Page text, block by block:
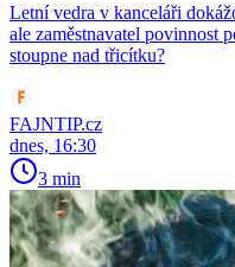
Letní vedra v kanceláři
ale zaměstnavatel povinnost
stoupne nad třicítku?
FAJNTIP.cz
dnes, 16:30
3 min